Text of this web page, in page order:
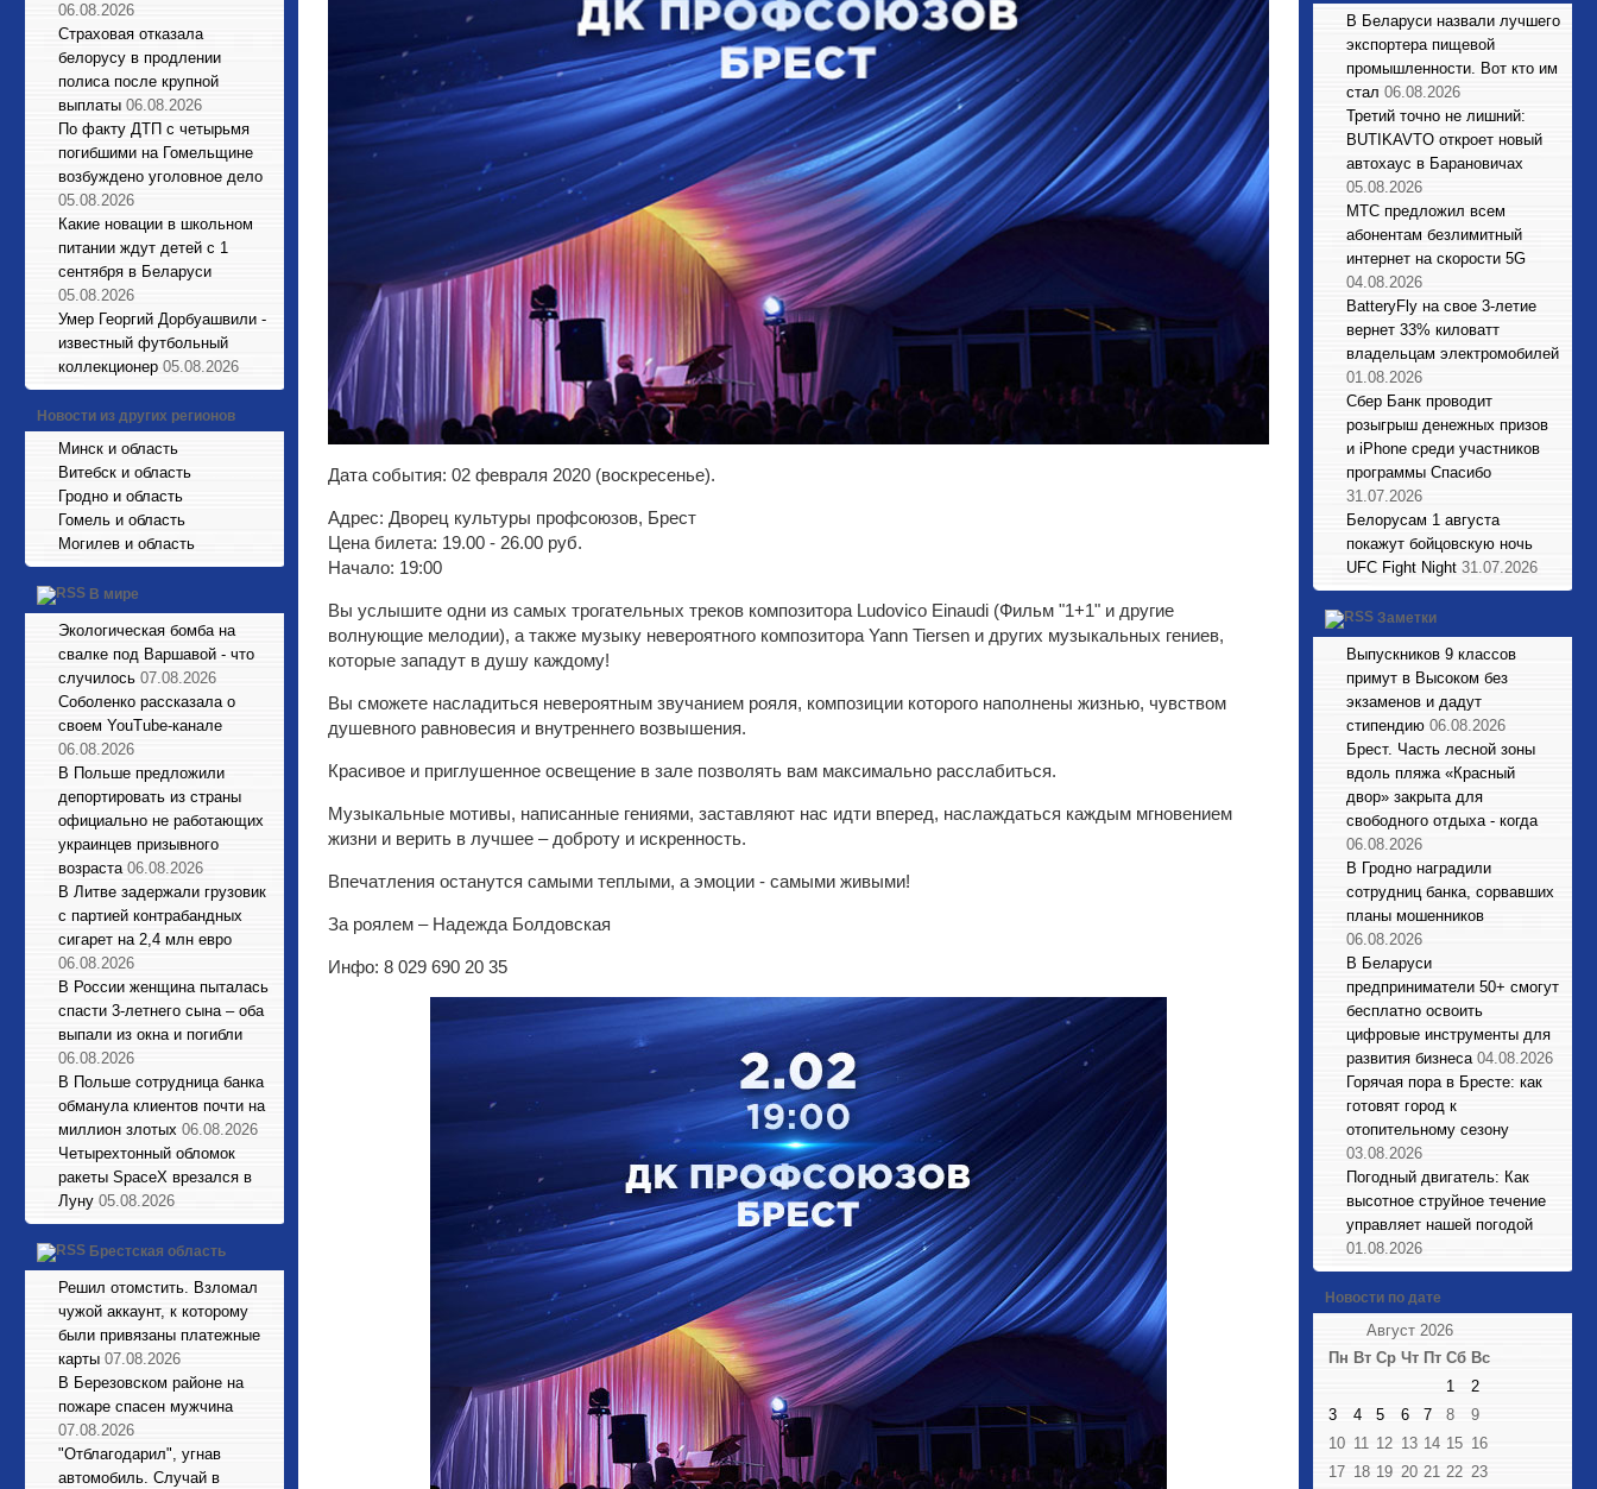
06.08.2026
Страховая отказала
белорусу в продлении
полиса после крупной
выплаты 06.08.2026
По факту ДТП с четырьмя
погибшими на Гомельщине
возбуждено уголовное дело
05.08.2026
Какие новации в школьном
питании ждут детей с 1
сентября в Беларуси
05.08.2026
Умер Георгий Дорбуашвили -
известный футбольный
коллекционер 05.08.2026
Новости из других регионов
Минск и область
Витебск и область
Гродно и область
Гомель и область
Могилев и область
В мире
Экологическая бомба на
свалке под Варшавой - что
случилось 07.08.2026
Соболенко рассказала о
своем YouTube-канале
06.08.2026
В Польше предложили
депортировать из страны
официально не работающих
украинцев призывного
возраста 06.08.2026
В Литве задержали грузовик
с партией контрабандных
сигарет на 2,4 млн евро
06.08.2026
В России женщина пыталась
спасти 3-летнего сына – оба
выпали из окна и погибли
06.08.2026
В Польше сотрудница банка
обманула клиентов почти на
миллион злотых 06.08.2026
Четырехтонный обломок
ракеты SpaceX врезался в
Луну 05.08.2026
Брестская область
Решил отомстить. Взломал
чужой аккаунт, к которому
были привязаны платежные
карты 07.08.2026
В Березовском районе на
пожаре спасен мужчина
07.08.2026
"Отблагодарил", угнав
автомобиль. Случай в
Дата события: 02 февраля 2020 (воскресенье).
Адрес: Дворец культуры профсоюзов, Брест
Цена билета: 19.00 - 26.00 руб.
Начало: 19:00
Вы услышите одни из самых трогательных треков композитора Ludovico Einaudi (Фильм "1+1" и другие
волнующие мелодии), а также музыку невероятного композитора Yann Tiersen и других музыкальных гениев,
которые западут в душу каждому!
Вы сможете насладиться невероятным звучанием рояля, композиции которого наполнены жизнью, чувством
душевного равновесия и внутреннего возвышения.
Красивое и приглушенное освещение в зале позволять вам максимально расслабиться.
Музыкальные мотивы, написанные гениями, заставляют нас идти вперед, наслаждаться каждым мгновением
жизни и верить в лучшее – доброту и искренность.
Впечатления останутся самыми теплыми, а эмоции - самыми живыми!
За роялем – Надежда Болдовская
Инфо: 8 029 690 20 35
В Беларуси назвали лучшего
экспортера пищевой
промышленности. Вот кто им
стал 06.08.2026
Третий точно не лишний:
BUTIKAVTO откроет новый
автохаус в Барановичах
05.08.2026
МТС предложил всем
абонентам безлимитный
интернет на скорости 5G
04.08.2026
BatteryFly на свое 3-летие
вернет 33% киловатт
владельцам электромобилей
01.08.2026
Сбер Банк проводит
розыгрыш денежных призов
и iPhone среди участников
программы Спасибо
31.07.2026
Белорусам 1 августа
покажут бойцовскую ночь
UFC Fight Night 31.07.2026
Заметки
Выпускников 9 классов
примут в Высоком без
экзаменов и дадут
стипендию 06.08.2026
Брест. Часть лесной зоны
вдоль пляжа «Красный
двор» закрыта для
свободного отдыха - когда
06.08.2026
В Гродно наградили
сотрудниц банка, сорвавших
планы мошенников
06.08.2026
В Беларуси
предприниматели 50+ смогут
бесплатно освоить
цифровые инструменты для
развития бизнеса 04.08.2026
Горячая пора в Бресте: как
готовят город к
отопительному сезону
03.08.2026
Погодный двигатель: Как
высотное струйное течение
управляет нашей погодой
01.08.2026
Новости по дате
Август 2026
Пн Вт Ср Чт Пт Сб Вс
1
2
3
4 5 6 7 8
9
10 11 12 13 14 15 16
17 18 19 20 21 22 23